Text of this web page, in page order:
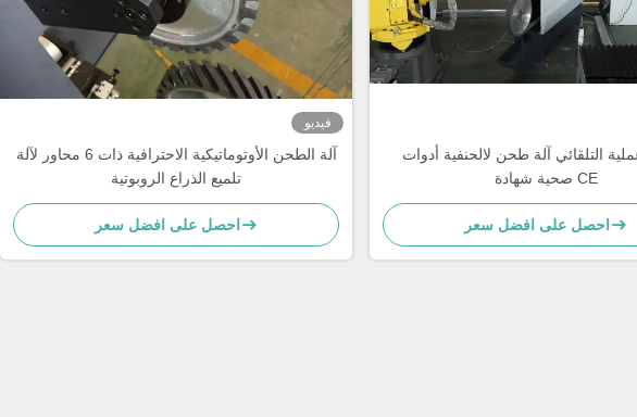
فيديو
آلة الطحن الأوتوماتيكية الاحترافية ذات 6 محاور لآلة
تلميع الذراع الروبوتية
احصل على افضل سعر
التلقائي آلة طحن لالحنفية أدوات
صحية شهادة CE
احصل على افضل سعر